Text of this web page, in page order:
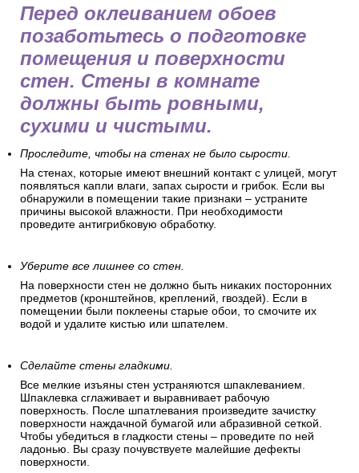
Перед оклеиванием обоев
позаботьтесь о подготовке
помещения и поверхности
стен. Стены в комнате
должны быть ровными,
сухими и чистыми.
Проследите, чтобы на стенах не было сырости.
На стенах, которые имеют внешний контакт с улицей, могут
появляться капли влаги, запах сырости и грибок. Если вы
обнаружили в помещении такие признаки – устраните
причины высокой влажности. При необходимости
проведите антигрибковую обработку.
Уберите все лишнее со стен.
На поверхности стен не должно быть никаких посторонних
предметов (кронштейнов, креплений, гвоздей). Если в
помещении были поклеены старые обои, то смочите их
водой и удалите кистью или шпателем.
Сделайте стены гладкими.
Все мелкие изъяны стен устраняются шпаклеванием.
Шпаклевка сглаживает и выравнивает рабочую
поверхность. После шпатлевания произведите зачистку
поверхности наждачной бумагой или абразивной сеткой.
Чтобы убедиться в гладкости стены – проведите по ней
ладонью. Вы сразу почувствуете малейшие дефекты
поверхности.